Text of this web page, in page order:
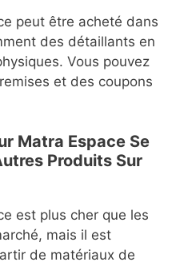
peut être acheté dans
des détaillants en
Vous pouvez
et des coupons
Matra Espace Se
Produits Sur
est plus cher que les
mais il est
de matériaux de